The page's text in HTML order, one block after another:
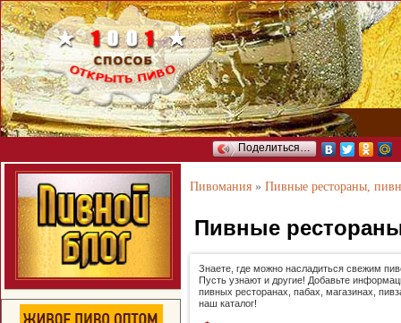
Поделиться…
Пивомания » Пивные рестораны,
Пивные
Знаете, где можно насладиться свежим
Пусть узнают и другие! Добавьте
пивных ресторанах, пабах, магазинах,
наш каталог!